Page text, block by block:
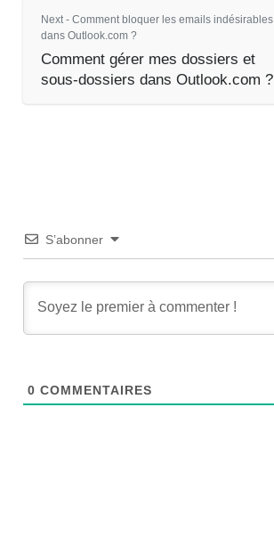
Next - Comment bloquer les emails indésirables
dans Outlook.com ?
Comment gérer mes dossiers et
sous-dossiers dans Outlook.com ?
S’abonner
0 COMMENTAIRES